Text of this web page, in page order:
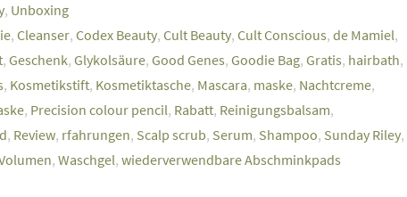
, Unboxing
, Cleanser, Codex Beauty, Cult Beauty, Cult Conscious, de Mamiel,
, Geschenk, Glykolsäure, Good Genes, Goodie Bag, Gratis, hairbath,
, Kosmetikstift, Kosmetiktasche, Mascara, maske, Nachtcreme,
, Precision colour pencil, Rabatt, Reinigungsbalsam,
, Review, rfahrungen, Scalp scrub, Serum, Shampoo, Sunday Riley,
, Waschgel, wiederverwendbare Abschminkpads